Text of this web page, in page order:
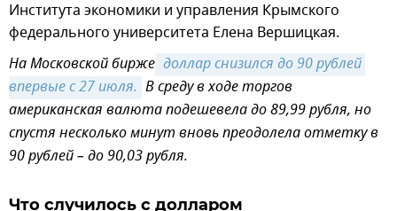
Института экономики и управления Крымского
федерального университета Елена Вершицкая.
На Московской бирже доллар снизился до 90 рублей
впервые с 27 июля. В среду в ходе торгов
американская валюта подешевела до 89,99 рубля, но
спустя несколько минут вновь преодолела отметку в
90 рублей – до 90,03 рубля.
Что случилось с долларом